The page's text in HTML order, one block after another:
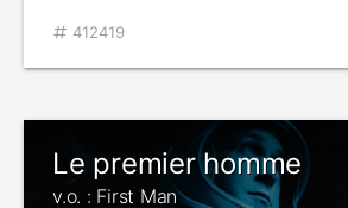
412419
Le premier homme
v.o. : First Man